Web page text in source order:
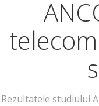
Rezultatele studiului